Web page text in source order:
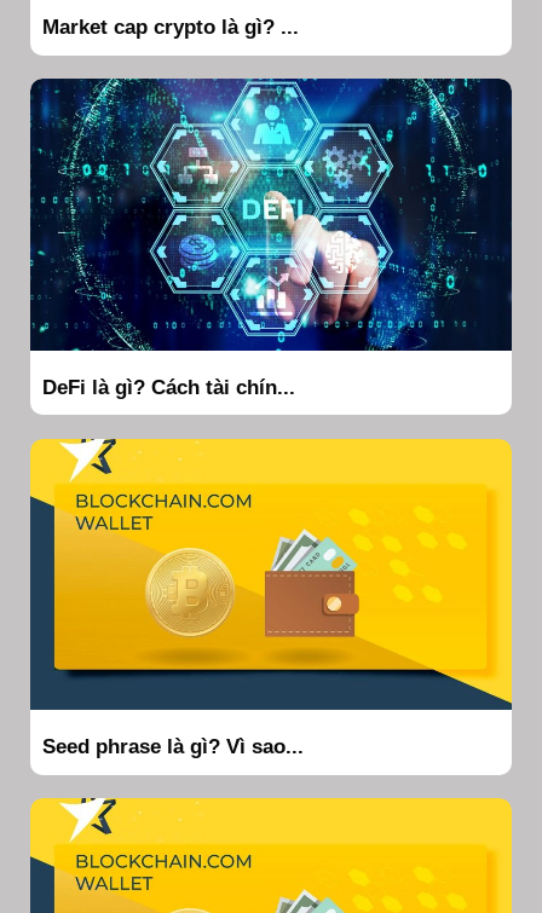
Market cap crypto là gì? ...
DeFi là gì? Cách tài chín...
Seed phrase là gì? Vì sao...